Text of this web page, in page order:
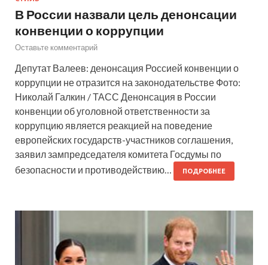
В России назвали цель денонсации
конвенции о коррупции
Оставьте комментарий
Депутат Валеев: денонсация Россией конвенции о
коррупции не отразится на законодательстве Фото:
Николай Галкин / ТАСС Денонсация в России
конвенции об уголовной ответственности за
коррупцию является реакцией на поведение
европейских государств-участников соглашения,
заявил зампредседателя комитета Госдумы по
безопасности и противодействию…
ПОДРОБНЕЕ